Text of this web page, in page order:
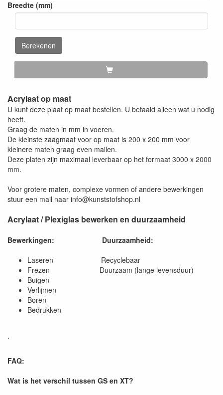
Breedte (mm)
Berekenen
Acrylaat op maat
U kunt deze plaat op maat bestellen. U betaald alleen wat u nodig
heeft.
Graag de maten in mm in voeren.
De kleinste zaagmaat voor op maat is 200 x 200 mm voor
kleinere maten graag even mailen.
Deze platen zijn maximaal leverbaar op het formaat 3000 x 2000
mm.
Voor grotere maten, complexe vormen of andere bewerkingen
stuur een mail naar info@kunststofshop.nl
Acrylaat / Plexiglas bewerken en duurzaamheid
Bewerkingen:
Duurzaamheid:
Laseren Recyclebaar
Frezen Duurzaam (lange levensduur)
Buigen
Verlijmen
Boren
Bedrukken
.
FAQ:
Wat is het verschil tussen GS en XT?